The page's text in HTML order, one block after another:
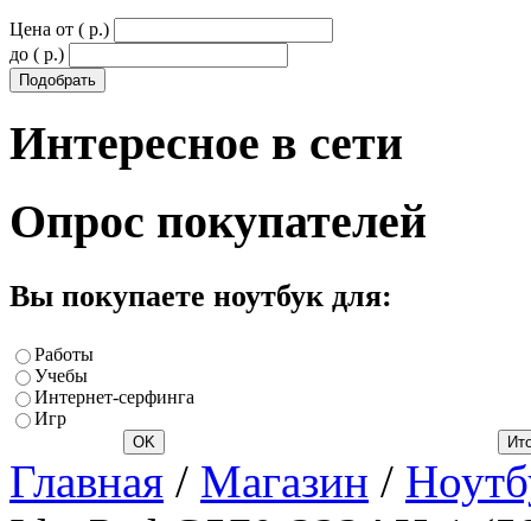
Цена от ( p.)
до ( p.)
Интересное в сети
Опрос покупателей
Вы покупаете ноутбук для:
Работы
Учебы
Интернет-серфинга
Игр
Главная / Магазин /